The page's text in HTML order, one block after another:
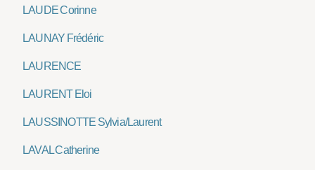
LAUDE Corinne
LAUNAY Frédéric
LAURENCE
LAURENT Eloi
LAUSSINOTTE Sylvia/Laurent
LAVAL Catherine